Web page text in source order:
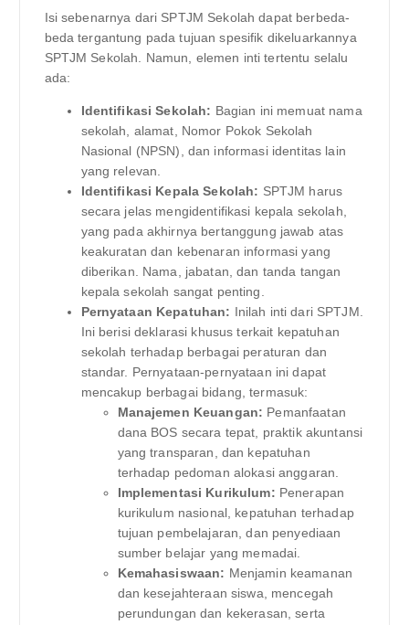
Isi sebenarnya dari SPTJM Sekolah dapat berbeda-
beda tergantung pada tujuan spesifik dikeluarkannya
SPTJM Sekolah. Namun, elemen inti tertentu selalu
ada:
Identifikasi Sekolah: Bagian ini memuat nama
sekolah, alamat, Nomor Pokok Sekolah
Nasional (NPSN), dan informasi identitas lain
yang relevan.
Identifikasi Kepala Sekolah: SPTJM harus
secara jelas mengidentifikasi kepala sekolah,
yang pada akhirnya bertanggung jawab atas
keakuratan dan kebenaran informasi yang
diberikan. Nama, jabatan, dan tanda tangan
kepala sekolah sangat penting.
Pernyataan Kepatuhan: Inilah inti dari SPTJM.
Ini berisi deklarasi khusus terkait kepatuhan
sekolah terhadap berbagai peraturan dan
standar. Pernyataan-pernyataan ini dapat
mencakup berbagai bidang, termasuk:
Manajemen Keuangan: Pemanfaatan
dana BOS secara tepat, praktik akuntansi
yang transparan, dan kepatuhan
terhadap pedoman alokasi anggaran.
Implementasi Kurikulum: Penerapan
kurikulum nasional, kepatuhan terhadap
tujuan pembelajaran, dan penyediaan
sumber belajar yang memadai.
Kemahasiswaan: Menjamin keamanan
dan kesejahteraan siswa, mencegah
perundungan dan kekerasan, serta